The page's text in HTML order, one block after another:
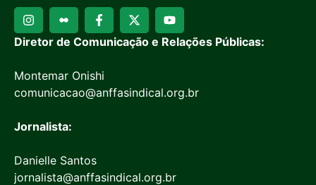
Diretor de Comunicação e Relações Públicas:
Montemar Onishi
comunicacao@anffasindical.org.br
Jornalista:
Danielle Santos
jornalista@anffasindical.org.br